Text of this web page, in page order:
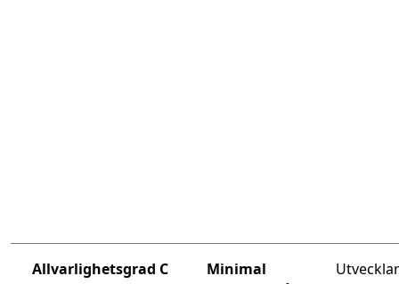
Allvarlighetsgrad C
Minimal